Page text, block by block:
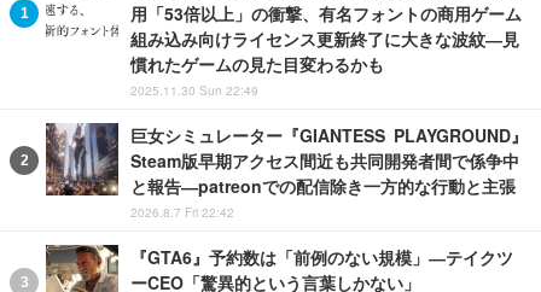
用「53倍以上」の衝撃、有名フォントの商用ゲーム
組み込み向けライセンス更新終了に大きな波紋―見
慣れたゲームの見た目変わるかも
2025.11.30 Sun 22:49
巨女シミュレーター『GIANTESS PLAYGROUND』
Steam版早期アクセス間近も共同開発者間で係争中
と報告―patreonでの配信除き一方的な行動と主張
2026.8.7 Fri 22:42
『GTA6』予約数は「前例のない規模」―テイクツ
ーCEO「驚異的という言葉しかない」